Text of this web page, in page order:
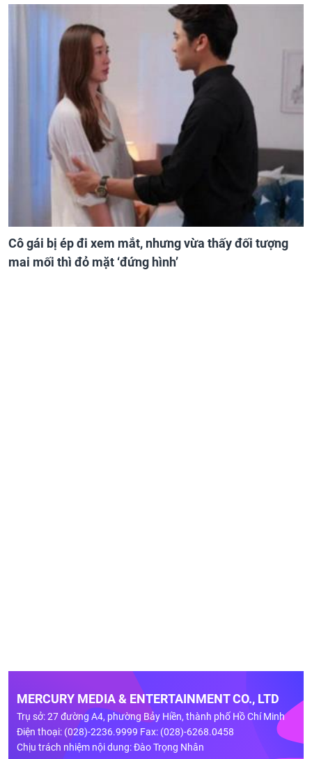
Cô gái bị ép đi xem mắt, nhưng vừa thấy đối tượng
mai mối thì đỏ mặt ‘đứng hình’
MERCURY MEDIA & ENTERTAINMENT CO., LTD
Trụ sở: 27 đường A4, phường Bảy Hiền, thành phố Hồ Chí Minh
Điện thoại: (028)-2236.9999 Fax: (028)-6268.0458
Chịu trách nhiệm nội dung: Đào Trọng Nhân